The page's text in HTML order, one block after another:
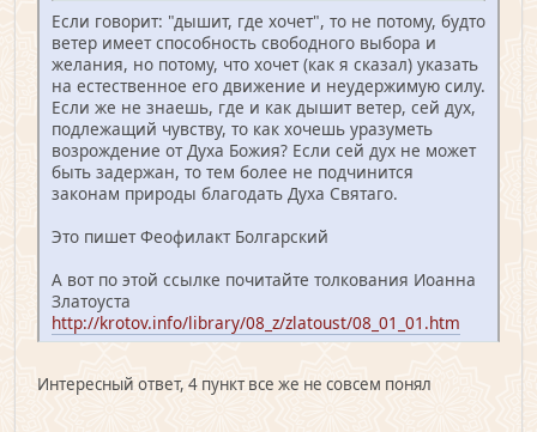
Если говорит: "дышит, где хочет", то не потому, будто
ветер имеет способность свободного выбора и
желания, но потому, что хочет (как я сказал) указать
на естественное его движение и неудержимую силу.
Если же не знаешь, где и как дышит ветер, сей дух,
подлежащий чувству, то как хочешь уразуметь
возрождение от Духа Божия? Если сей дух не может
быть задержан, то тем более не подчинится
законам природы благодать Духа Святаго.
Это пишет Феофилакт Болгарский
А вот по этой ссылке почитайте толкования Иоанна
Златоуста
http://krotov.info/library/08_z/zlatoust/08_01_01.htm
Интересный ответ, 4 пункт все же не совсем понял